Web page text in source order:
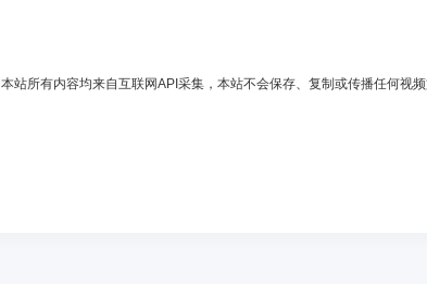
本站所有内容均来自互联网API采集，本站不会保存、复制或传播任何视